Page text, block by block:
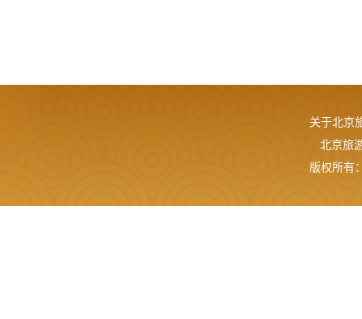
关于北京
北京旅
版权所有